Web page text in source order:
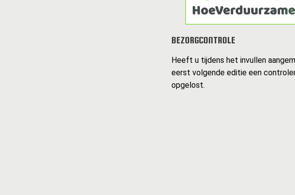
BEZORGCONTROLE
Heeft u tijdens het invullen
eerst volgende editie een
opgelost.